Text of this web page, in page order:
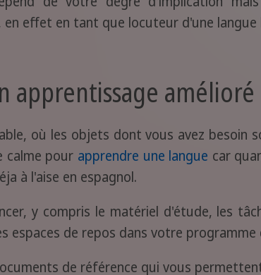
effet en tant que locuteur d'une langue
apprentissage amélioré
où les objets dont vous avez
calme pour apprendre une langue car
à l'aise en espagnol.
y compris le matériel d'étude, les
espaces de repos dans votre
de référence qui vous